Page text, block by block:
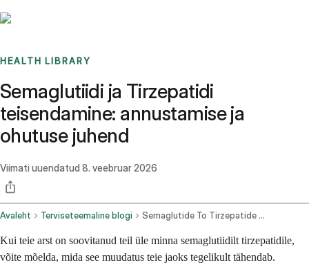
HEALTH LIBRARY
Semaglutiidi ja Tirzepatidi
teisendamine: annustamise ja
ohutuse juhend
Viimati uuendatud 8. veebruar 2026
Avaleht Terviseteemaline blogi Semaglutide To Tirzepatide Conversion
Kui teie arst on soovitanud teil üle minna semaglutiidilt tirzepatidile,
võite mõelda, mida see muudatus teie jaoks tegelikult tähendab.